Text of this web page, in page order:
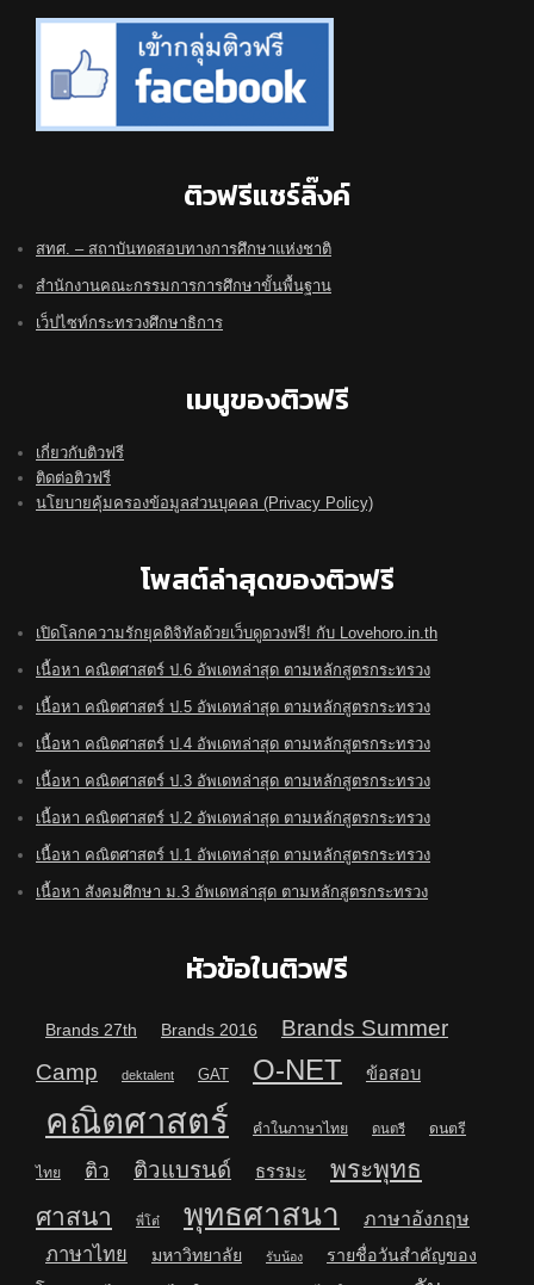
ติวฟรีแชร์ลิ๊งค์
สทศ. – สถาบันทดสอบทางการศึกษาแห่งชาติ
สำนักงานคณะกรรมการการศึกษาขั้นพื้นฐาน
เว็ปไซท์กระทรวงศึกษาธิการ
เมนูของติวฟรี
เกี่ยวกับติวฟรี
ติดต่อติวฟรี
นโยบายคุ้มครองข้อมูลส่วนบุคคล (Privacy Policy)
โพสต์ล่าสุดของติวฟรี
เปิดโลกความรักยุคดิจิทัลด้วยเว็บดูดวงฟรี! กับ Lovehoro.in.th
เนื้อหา คณิตศาสตร์ ป.6 อัพเดทล่าสุด ตามหลักสูตรกระทรวง
เนื้อหา คณิตศาสตร์ ป.5 อัพเดทล่าสุด ตามหลักสูตรกระทรวง
เนื้อหา คณิตศาสตร์ ป.4 อัพเดทล่าสุด ตามหลักสูตรกระทรวง
เนื้อหา คณิตศาสตร์ ป.3 อัพเดทล่าสุด ตามหลักสูตรกระทรวง
เนื้อหา คณิตศาสตร์ ป.2 อัพเดทล่าสุด ตามหลักสูตรกระทรวง
เนื้อหา คณิตศาสตร์ ป.1 อัพเดทล่าสุด ตามหลักสูตรกระทรวง
เนื้อหา สังคมศึกษา ม.3 อัพเดทล่าสุด ตามหลักสูตรกระทรวง
หัวข้อในติวฟรี
Brands 27th Brands 2016
Brands Summer
Camp
dektalent GAT O-NET ข้อสอบ
คณิตศาสตร์ คำในภาษาไทย ดนตรี ดนตรี
ไทย ติว ติวแบรนด์ ธรรมะ
พระพุทธ
ศาสนา
พี่โต๋ พุทธศาสนา ภาษาอังกฤษ
ภาษาไทย มหาวิทยาลัย รับน้อง
รายชื่อวันสำคัญของ